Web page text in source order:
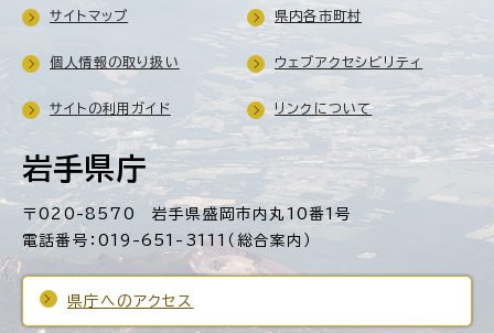
岩手県庁
〒020-8570 岩手県盛岡市内丸10番1号
電話番号：019-651-3111（総合案内）
県庁へのアクセス
サイトマップ 県内各市町村
個人情報の取り扱い ウェブアクセシビリティ
サイトの利用ガイド リンクについて